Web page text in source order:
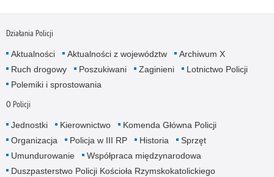
Działania Policji
Aktualności Aktualności z województw
Archiwum X
Ruch drogowy
Poszukiwani Zaginieni
Lotnictwo Policji
Polemiki i sprostowania
O Policji
Jednostki Kierownictwo
Komenda Główna Policji
Organizacja
Policja w III RP Historia
Sprzęt
Umundurowanie
Współpraca międzynarodowa
Duszpasterstwo Policji Kościoła Rzymskokatolickiego